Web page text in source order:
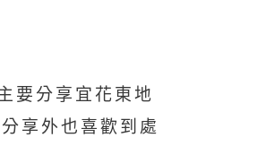
要分享宜花東地
享外也喜歡到處